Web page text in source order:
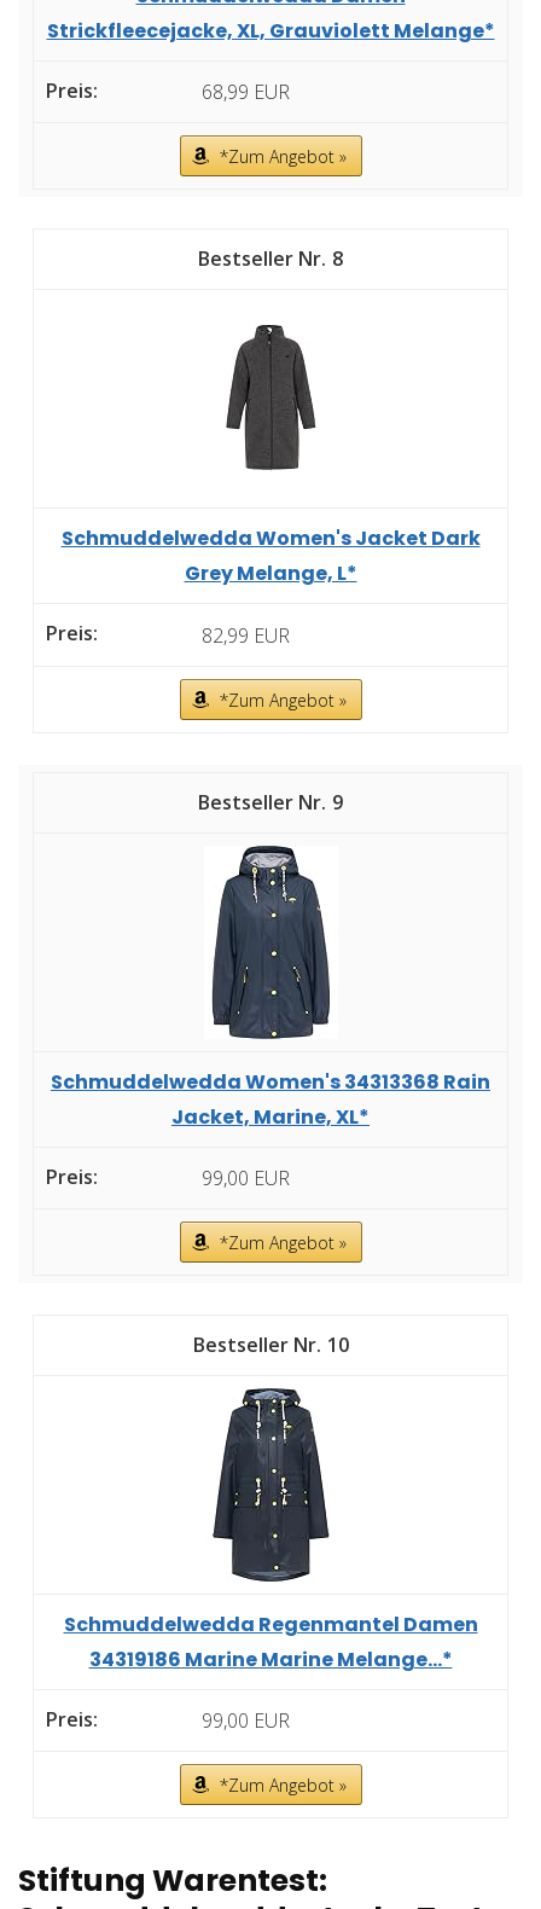
Strickfleecejacke, XL, Grauviolett Melange*
68,99 EUR
*Zum Angebot »
8
Schmuddelwedda Women's Jacket Dark
Grey Melange, L*
82,99 EUR
*Zum Angebot »
9
Schmuddelwedda Women's 34313368 Rain
Jacket, Marine, XL*
99,00 EUR
*Zum Angebot »
10
Schmuddelwedda Regenmantel Damen
34319186 Marine Marine Melange...*
99,00 EUR
*Zum Angebot »
Stiftung Warentest: